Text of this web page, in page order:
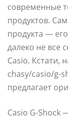
современные
продуктов.
продукта —
далеко не все
Casio. Кстати,
chasy/casio/g-
предлагает
Casio G-Shock